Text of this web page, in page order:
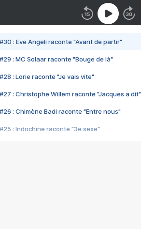
#30 : Eve Angeli raconte "Avant de partir"
#29 : MC Solaar raconte "Bouge de là"
#28 : Lorie raconte "Je vais vite"
#27 : Christophe Willem raconte "Jacques a dit"
#26 : Chimène Badi raconte "Entre nous"
#25 : Indochine raconte "3e sexe"